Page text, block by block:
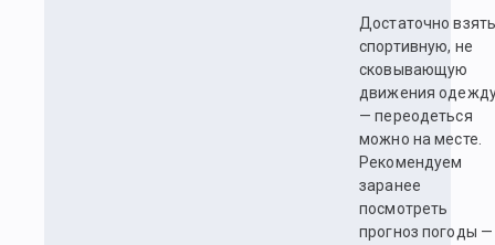
Достаточно
спортивную, не
сковывающую
движения
— переодеться
можно на месте.
Рекомендуем
заранее
посмотреть
прогноз погоды —